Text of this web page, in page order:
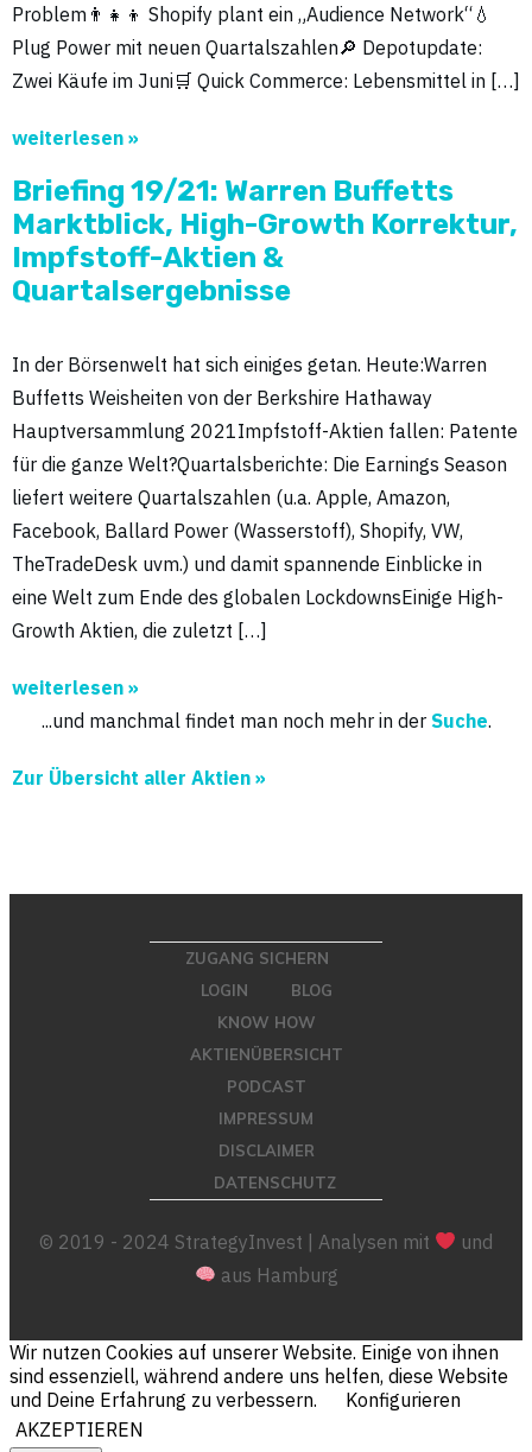
Problem👨‍👧‍👦 Shopify plant ein „Audience Network“💧
Plug Power mit neuen Quartalszahlen🔎 Depotupdate:
Zwei Käufe im Juni🛒 Quick Commerce: Lebensmittel in […]
weiterlesen »
Briefing 19/21: Warren Buffetts
Marktblick, High-Growth Korrektur,
Impfstoff-Aktien &
Quartalsergebnisse
In der Börsenwelt hat sich einiges getan. Heute:Warren
Buffetts Weisheiten von der Berkshire Hathaway
Hauptversammlung 2021Impfstoff-Aktien fallen: Patente
für die ganze Welt?Quartalsberichte: Die Earnings Season
liefert weitere Quartalszahlen (u.a. Apple, Amazon,
Facebook, Ballard Power (Wasserstoff), Shopify, VW,
TheTradeDesk uvm.) und damit spannende Einblicke in
eine Welt zum Ende des globalen LockdownsEinige High-
Growth Aktien, die zuletzt […]
weiterlesen »
...und manchmal findet man noch mehr in der Suche.
Zur Übersicht aller Aktien »
ZUGANG SICHERN
LOGIN
BLOG
KNOW HOW
AKTIENÜBERSICHT
PODCAST
IMPRESSUM
DISCLAIMER
DATENSCHUTZ
© 2019 - 2024 StrategyInvest | Analysen mit
und
aus Hamburg
Wir nutzen Cookies auf unserer Website. Einige von ihnen
sind essenziell, während andere uns helfen, diese Website
und Deine Erfahrung zu verbessern.
Konfigurieren
AKZEPTIEREN